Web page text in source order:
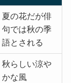
夏の花だが俳
句では秋の季
語とされる
秋らしい涼や
かな風